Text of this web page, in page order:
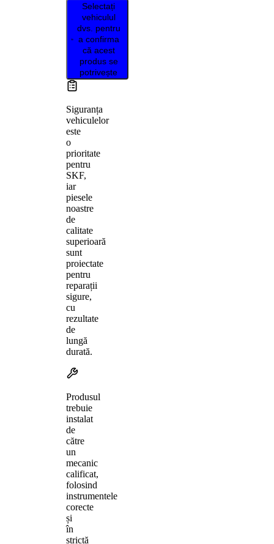
Selectați
vehiculul
dvs. pentru
a confirma
că acest
produs se
potrivește
Siguranța
vehiculelor
este
o
prioritate
pentru
SKF,
iar
piesele
noastre
de
calitate
superioară
sunt
proiectate
pentru
reparații
sigure,
cu
rezultate
de
lungă
durată.
Produsul
trebuie
instalat
de
către
un
mecanic
calificat,
folosind
instrumentele
corecte
și
în
strictă